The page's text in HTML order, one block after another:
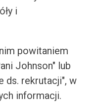
i
powitaniem
Johnson" lub
ds. rekrutacji", w
informacji.